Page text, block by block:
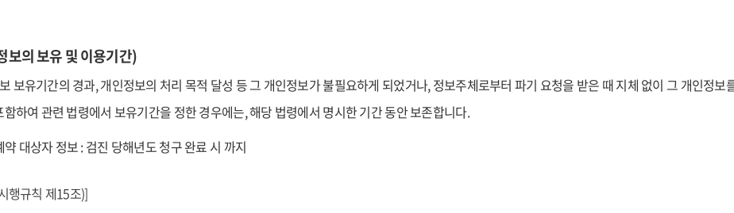
보의 보유 및 이용기간)
보유기간의 경과, 개인정보의 처리 목적 달성 등 그 개인정보가 불필요하게 되었거나, 정보주체로부터 파기 요청을 받은 때 지체 없이 그 개인정보
함하여 관련 법령에서 보유기간을 정한 경우에는, 해당 법령에서 명시한 기간 동안 보존합니다.
약 대상자 정보 : 검진 당해년도 청구 완료 시 까지
행규칙 제15조)]